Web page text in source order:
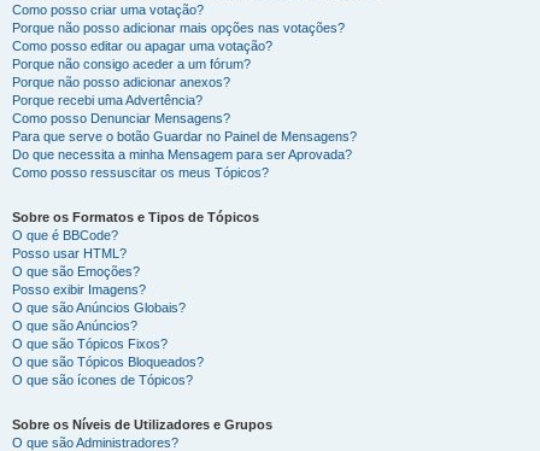
Como posso criar uma votação?
Porque não posso adicionar mais opções nas votações?
Como posso editar ou apagar uma votação?
Porque não consigo aceder a um fórum?
Porque não posso adicionar anexos?
Porque recebi uma Advertência?
Como posso Denunciar Mensagens?
Para que serve o botão Guardar no Painel de Mensagens?
Do que necessita a minha Mensagem para ser Aprovada?
Como posso ressuscitar os meus Tópicos?
Sobre os Formatos e Tipos de Tópicos
O que é BBCode?
Posso usar HTML?
O que são Emoções?
Posso exibir Imagens?
O que são Anúncios Globais?
O que são Anúncios?
O que são Tópicos Fixos?
O que são Tópicos Bloqueados?
O que são ícones de Tópicos?
Sobre os Níveis de Utilizadores e Grupos
O que são Administradores?